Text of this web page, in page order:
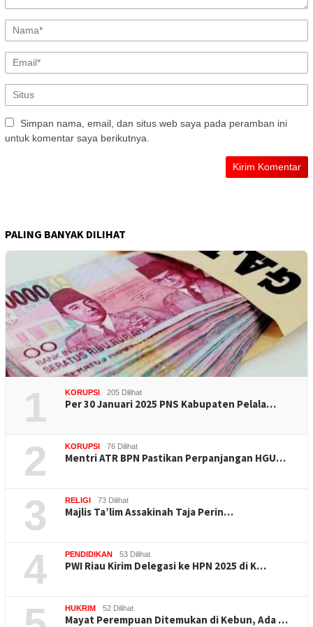
Simpan nama, email, dan situs web saya pada peramban ini
untuk komentar saya berikutnya.
PALING BANYAK DILIHAT
1 KORUPSI 205 Dilihat
Per 30 Januari 2025 PNS Kabupaten Pelala…
2 KORUPSI 76 Dilihat
Mentri ATR BPN Pastikan Perpanjangan HGU…
3 RELIGI 73 Dilihat
Majlis Ta’lim Assakinah Taja Perin…
4 PENDIDIKAN 53 Dilihat
PWI Riau Kirim Delegasi ke HPN 2025 di K…
HUKRIM 52 Dilihat
Mayat Perempuan Ditemukan di Kebun, Ada …